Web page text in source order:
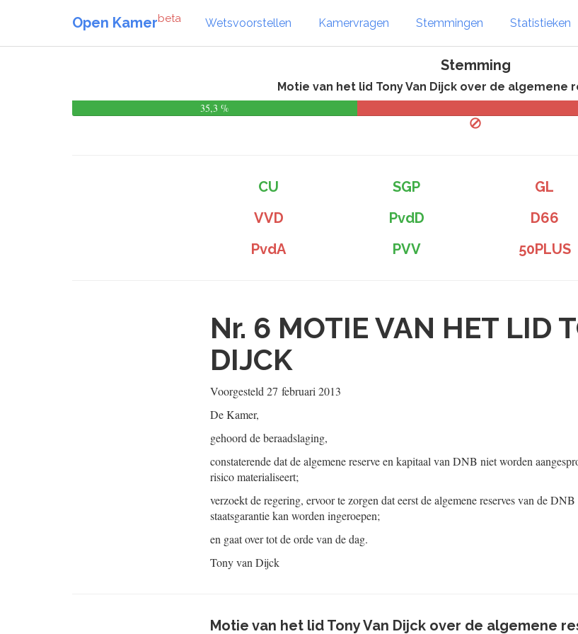
Open Kamerbeta Wetsvoorstellen Kamervragen Stemmingen Statistieken
Stemming
Motie van het lid Tony Van Dijck over de algemene
35,3 %
CU SGP GL
VVD
PvdD D66
PvdA
PVV 50PLUS
Nr. 6 MOTIE VAN HET LID
DIJCK
Voorgesteld 27 februari 2013
De Kamer,
gehoord de beraadslaging,
constaterende dat de algemene reserve en kapitaal van DNB niet worden
risico materialiseert;
verzoekt de regering, ervoor te zorgen dat eerst de algemene reserves van de
staatsgarantie kan worden ingeroepen;
en gaat over tot de orde van de dag.
Tony van Dijck
Motie van het lid Tony Van Dijck over de algemene